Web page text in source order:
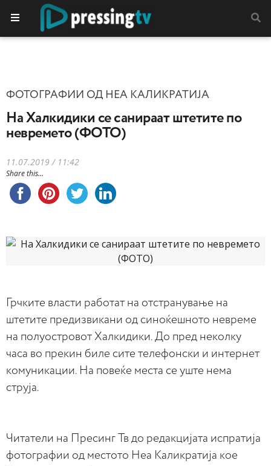
ФОТОГРАФИИ ОД НЕА КАЛИКРАТИЈА
На Халкидики се санираат штетите по
невремето (ФОТО)
11.07.2019 / 11:42
Share this...
Грчките власти работат на отстранување на
штетите предизвикани од синоќешното невреме
на полуостровот Халкидики. До пред неколку
часа во прекин биле сите телефонски и интернет
комуникации. На повеќе места се уште нема
струја.
Читатели на Пресинг Тв до редакцијата испратија
фотографии од местото Неа Каликратија кое